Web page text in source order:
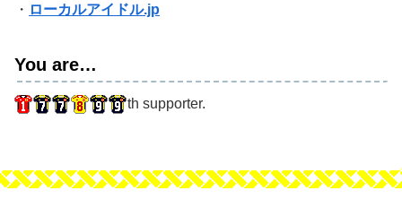
・ ローカルアイドル.jp
You are…
th supporter.